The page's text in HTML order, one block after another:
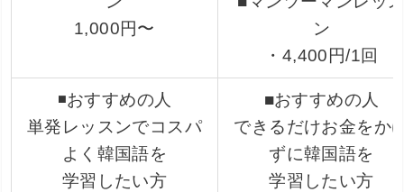
1,000円〜
ン
・4,400円/1回
◾️おすすめの人
単発レッスンでコスパ
よく韓国語を
学習したい方
■おすすめの人
できるだけお金をか
ずに韓国語を
学習したい方